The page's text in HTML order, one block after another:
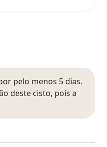
pelo menos 5 dias.
deste cisto, pois a